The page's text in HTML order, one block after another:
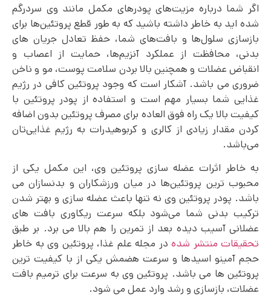
اگر شما درباره مزیت‌های پودرهای مکمل مانند وی سردرگم
شده اید به خاطر داشته باشید که به طور قطع پروتئین‌ها برای
بازسازی سلول‌ها و بافت‌های شما، حفظ تعادل جریان های
بدنی، محافظت از عملکرد آنزیم‌ها، حمایت از اعصاب و
انقباض عضلات و همچنین بالا بردن سلامت پوست، مو و ناخن
ضروری می باشد. آشکار است که وجود پروتئین کافی در رژیم
غذایی شما بسیار مهم است و استفاده از پودر پروتئین با
کیفیت بالا یک راه فوق العاده برای مصرف پروتئین بدون اضافه
کردن مقدار زیادی از کالری و کربوهیدرات به رژیم غذایی‌تان
می‌باشد.
به خاطر اثرات عضله سازی پروتئین وی، این مکمل یکی از
محبوب ترین پروتئین‌ها در میان ورزشکاران و بدنسازان می
باشد. پودر پروتئین وی نه تنها باعث عضله سازی و بهتر شدن
ترکیب بدنی شما می‌شود بلکه سرعت ریکاوری بافت های
عضلانی آسیب دیده بعد از تمرین را هم بالا می برد. بر طبق
تحقیقات منتشر شده در مجله علم غذا، پروتئین وی به خاطر
حجم آمینو اسیدها و سرعت هضمش یکی از با کیفیت ترین
پروتئین ها می باشد. پروتئین وی به سرعت برای ترمیم بافت
عضلات، بازسازی و رشد وارد عمل می شود.